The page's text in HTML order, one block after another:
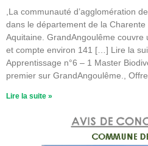
,La communauté d’agglomération
dans le département de la
Aquitaine. GrandAngoulême
et compte environ 141 […] Lire la
Apprentissage n°6 – 1 Master
premier sur GrandAngoulême.,
Lire la suite »